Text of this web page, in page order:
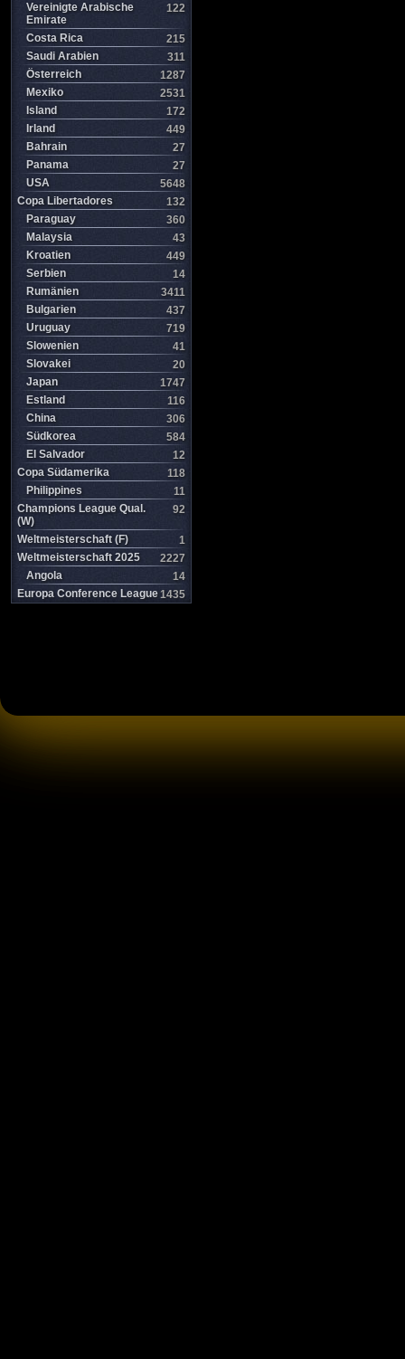
Vereinigte Arabische
Emirate
122
Costa Rica
215
Saudi Arabien
311
Österreich
1287
Mexiko
2531
Island
172
Irland
449
Bahrain
27
Panama
27
USA
5648
Copa Libertadores
132
Paraguay
360
Malaysia
43
Kroatien
449
Serbien
14
Rumänien
3411
Bulgarien
437
Uruguay
719
Slowenien
41
Slovakei
20
Japan
1747
Estland
116
China
306
Südkorea
584
El Salvador
12
Copa Südamerika
118
Philippines
11
Champions League Qual.
(W)
92
Weltmeisterschaft (F)
1
Weltmeisterschaft 2025
2227
Angola
14
Europa Conference League1435